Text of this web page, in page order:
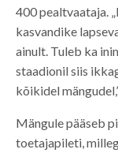
400 pealtvaataja.
kasvandike
ainult. Tuleb ka
staadionil siis
kõikidel
Mängule pääseb
toetajapileti,